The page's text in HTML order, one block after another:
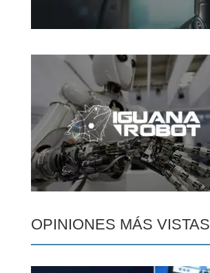
OPINIONES MÁS VISTAS